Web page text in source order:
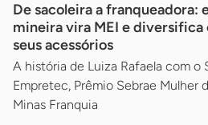
De sacoleira a franqueadora:
mineira vira MEI e diversifica
seus acessórios
A história de Luiza Rafaela com o
Empretec, Prêmio Sebrae Mulher
Minas Franquia